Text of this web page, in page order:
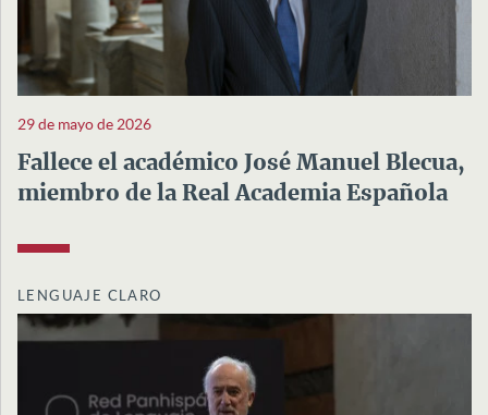
29 de mayo de 2026
Fallece el académico José Manuel Blecua,
miembro de la Real Academia Española
LENGUAJE CLARO